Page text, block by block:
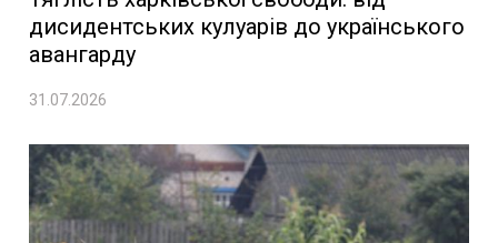
дисидентських кулуарів до українського
авангарду
31.07.2026